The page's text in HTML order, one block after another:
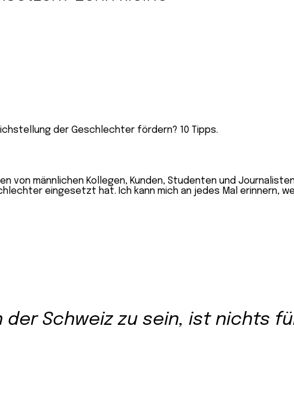
von männlichen Kollegen, Kunden, Studenten und
eingesetzt hat. Ich kann mich an jedes Mal erinnern,
Schweiz zu sein, ist nichts